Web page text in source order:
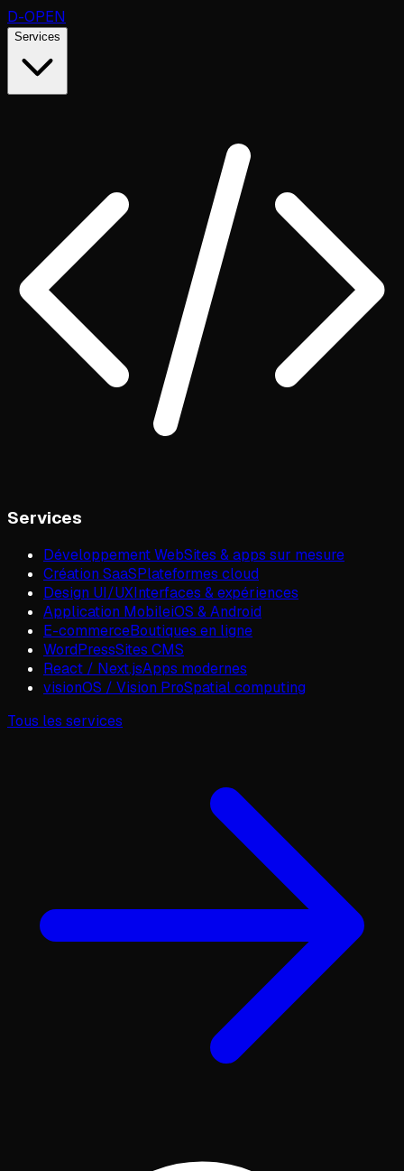
D-OPEN
Services
Services
Développement WebSites & apps sur mesure
Création SaaSPlateformes cloud
Design UI/UXInterfaces & expériences
Application MobileiOS & Android
E-commerceBoutiques en ligne
WordPressSites CMS
React / Next.jsApps modernes
visionOS / Vision ProSpatial computing
Tous les services